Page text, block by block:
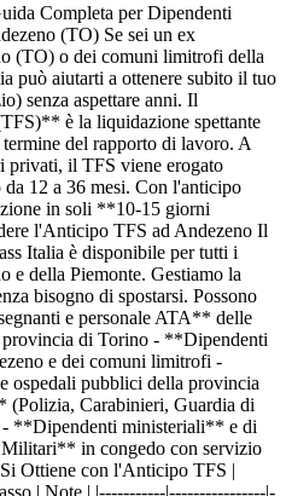
Completa per Dipendenti
(TO) Se sei un ex
(TO) o dei comuni limitrofi della
può aiutarti a ottenere subito il tuo
senza aspettare anni. Il
è la liquidazione spettante
del rapporto di lavoro. A
privati, il TFS viene erogato
12 a 36 mesi. Con l'anticipo
in soli **10-15 giorni
l'Anticipo TFS ad Andezeno Il
Italia è disponibile per tutti i
e della Piemonte. Gestiamo la
bisogno di spostarsi. Possono
e personale ATA** delle
di Torino - **Dipendenti
e dei comuni limitrofi -
ospedali pubblici della provincia
Carabinieri, Guardia di
- **Dipendenti ministeriali** e di
in congedo con servizio
Ottiene con l'Anticipo TFS |
| Note | |-----------|----------------|-